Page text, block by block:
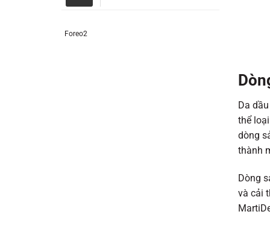
Foreo2
Da
thể
dòng
thành
Dòng
và cải